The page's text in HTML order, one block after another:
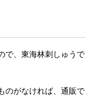
で、東海林刺しゅうで
のがなければ、通販で